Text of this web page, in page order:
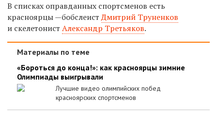
В списках оправданных спортсменов есть
красноярцы —бобслеистДмитрий Труненков
и скелетонист Александр Третьяков.
Материалы по теме
«Бороться до конца!»: как красноярцы зимние
Олимпиады выигрывали
Лучшие видео олимпийских побед
красноярских спортсменов